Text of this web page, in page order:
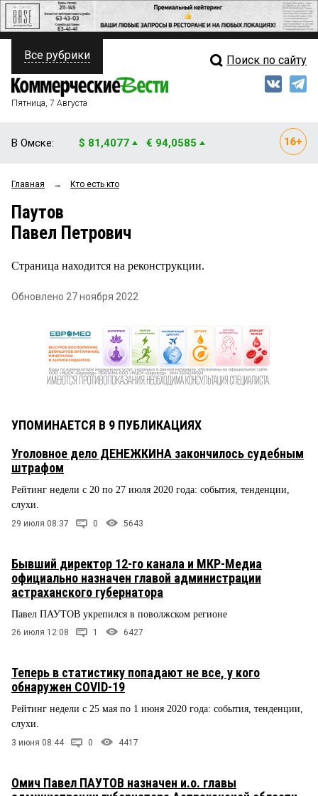
ПОЛИТИКА
ФИНАНСЫ
ОБЩЕСТВО
ЗАКОН
Свежий выпуск
Все рубрики Поиск по сайту
Пятница, 7 Августа
В Омске: $ 81,4077 € 94,0585
Главная → Кто есть кто
Паутов
Павел Петрович
Страница находится на реконструкции.
Обновлено 27 ноября 2022
УПОМИНАЕТСЯ В 9 ПУБЛИКАЦИЯХ
Уголовное дело ДЕНЕЖКИНА закончилось судебным
штрафом
Рейтинг недели с 20 по 27 июля 2020 года: события, тенденции,
слухи.
29 июля 08:37 0 5643
Бывший директор 12-го канала и МКР-Медиа
официально назначен главой администрации
астраханского губернатора
Павел ПАУТОВ укрепился в поволжском регионе
26 июля 12:08 1 6427
Теперь в статистику попадают не все, у кого
обнаружен COVID-19
Рейтинг недели с 25 мая по 1 июня 2020 года: события, тенденции,
слухи.
3 июня 08:44 0 4417
Омич Павел ПАУТОВ назначен и.о. главы